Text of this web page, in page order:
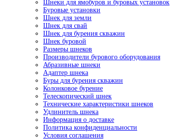
Шнеки для ямобуров и буровых установок
Буровые установки
Шнек для земли
Шнек для свай
Шнек для бурения скважин
Шнек буровой
Размеры шнеков
Производители бурового оборудования
Абразивные шнеки
Адаптер шнека
Буры для бурения скважин
Колонковое бурение
Телескопический шнек
Технические характеристики шнеков
Удлинитель шнека
Информация о доставке
Политика конфиденциальности
Условия соглашения